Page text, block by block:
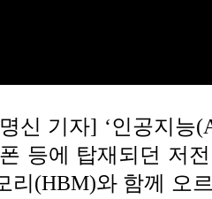
신 기자] ‘인공지능
등에 탑재되던 저
리(HBM)와 함께 오